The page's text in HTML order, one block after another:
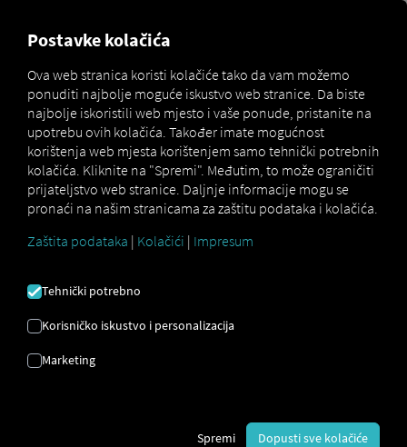
Marketplace
MAN
DigitalServices
MAN DataPackage
TiGR
MAN
DATAPACKAGE
TIGR
Pružanje podataka u industrijskom
Postavke kolačića
Ova web stranica koristi kolačiće tako da vam možemo
ponuditi najbolje moguće iskustvo web stranice. Da biste
najbolje iskoristili web mjesto i vaše ponude, pristanite na
upotrebu ovih kolačića. Također imate mogućnost
korištenja web mjesta korištenjem samo tehnički potrebnih
kolačića. Kliknite na "Spremi". Međutim, to može ograničiti
prijateljstvo web stranice. Daljnje informacije mogu se
pronaći na našim stranicama za zaštitu podataka i kolačića.
Zaštita podataka | Kolačići | Impresum
Tehnički potrebno
Korisničko iskustvo i personalizacija
Marketing
Spremi Dopusti sve kolačiće